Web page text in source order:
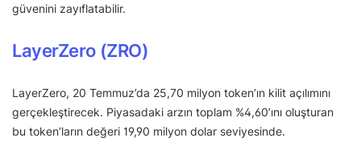
güvenini zayıflatabilir.
LayerZero (ZRO)
LayerZero, 20 Temmuz’da 25,70 milyon token’ın kilit açılımını
gerçekleştirecek. Piyasadaki arzın toplam %4,60’ını oluşturan
bu token’ların değeri 19,90 milyon dolar seviyesinde.